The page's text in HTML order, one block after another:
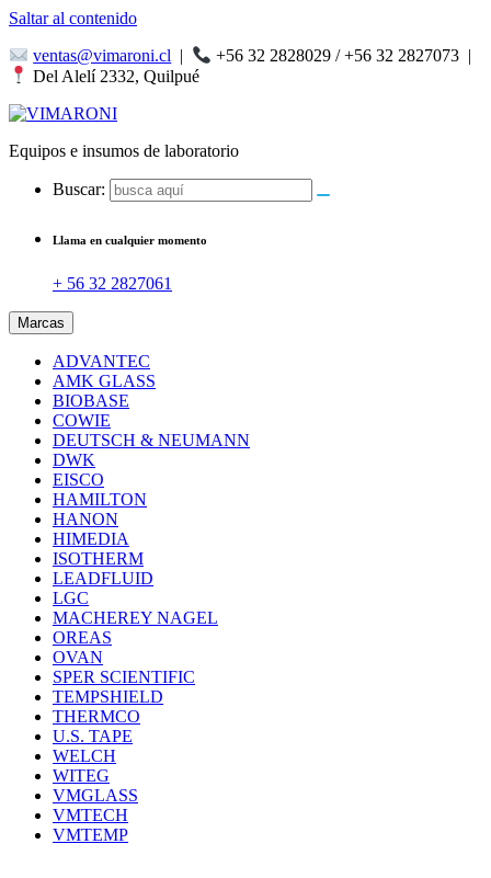
Saltar al contenido
ventas@vimaroni.cl | +56 32 2828029 / +56 32 2827073 |
Del Alelí 2332, Quilpué
Equipos e insumos de laboratorio
Buscar:
Llama en cualquier momento
+ 56 32 2827061
Marcas
ADVANTEC
AMK GLASS
BIOBASE
COWIE
DEUTSCH & NEUMANN
DWK
EISCO
HAMILTON
HANON
HIMEDIA
ISOTHERM
LEADFLUID
LGC
MACHEREY NAGEL
OREAS
OVAN
SPER SCIENTIFIC
TEMPSHIELD
THERMCO
U.S. TAPE
WELCH
WITEG
VMGLASS
VMTECH
VMTEMP